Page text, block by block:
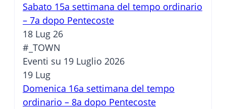
Sabato 15a settimana del tempo ordinario
– 7a dopo Pentecoste
18 Lug 26
#_TOWN
Eventi su 19 Luglio 2026
19 Lug
Domenica 16a settimana del tempo
ordinario – 8a dopo Pentecoste